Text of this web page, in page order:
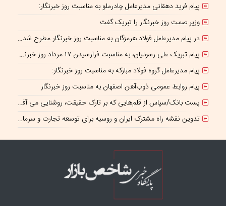
پیام فرید دهقانی مدیرعامل چادرملو به مناسبت روز خبرنگار:
وزیر صمت روز خبرنگار را تبریک گفت
در پیام مدیرعامل فولاد هرمزگان به مناسبت روز خبرنگار مطرح شد؛ همراهی رسانه با جهاد تولید، سرمایه‌ای برای پیشرفت کشور است
پیام تبریک علی رسولیان، به مناسبت فرارسیدن ۱۷ مرداد روز خبرنگار
پیام مدیرعامل گروه فولاد مبارکه به مناسبت روز خبرنگار:
پیام روابط عمومی ذوب‌آهن اصفهان به مناسبت روز خبرنگار
پست بانک/سپاس از قلم‌هایی که بر تارک حقیقت، روشنایی می‌ آفرینند
تدوین نقشه راه مشترک ایران و روسیه برای توسعه تجارت و سرمایه‌گذاری صنعتی